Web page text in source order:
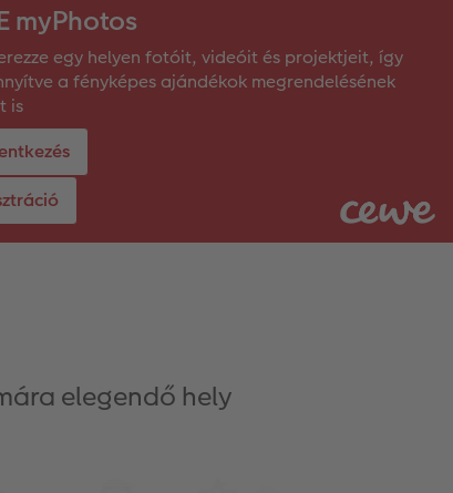
myPhotos
egy helyen fotóit, videóit és projektjeit, így
a fényképes ajándékok megrendelésének
is
elegendő hely